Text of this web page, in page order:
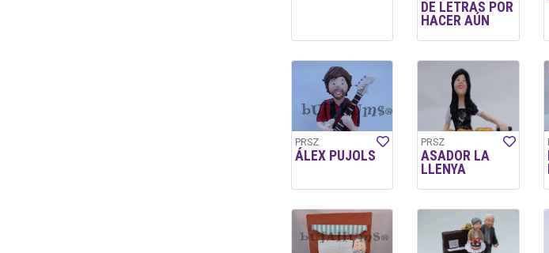
DE LETRAS POR
HACER AÚN
PRSZ
ÁLEX PUJOLS
PRSZ
ASADOR LA
LLENYA